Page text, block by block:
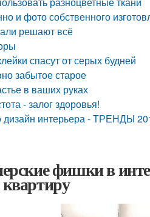
и фото собственного
решают всё
спасут от серых будней
забытое старое
в ваших руках
- залог здоровья!
дизайн интерьера - ТРЕНДЫ
фишки в